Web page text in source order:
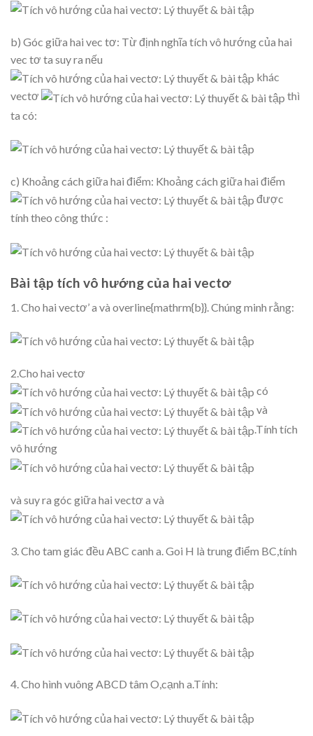
b) Góc giữa hai vec tơ: Từ định nghĩa tích vô hướng của hai
vec tơ ta suy ra nếu
khác
vectơ
thì
ta có:
c) Khoảng cách giữa hai điểm: Khoảng cách giữa hai điểm
được
tính theo công thức :
Bài tập tích vô hướng của hai vectơ
1. Cho hai vectơ’ a và overline{mathrm{b}}. Chúng minh rằng:
2.Cho hai vectơ
có
và
.Tính tích
vô hướng
và suy ra góc giữa hai vectơ a và
3. Cho tam giác đều ABC canh a. Goi H là trung điểm BC,tính
4. Cho hình vuông ABCD tâm O,cạnh a.Tính: